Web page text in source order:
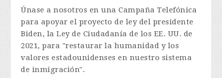
Únase a nosotros en una Campaña Telefónica
para apoyar el proyecto de ley del presidente
Biden, la Ley de Ciudadanía de los EE. UU. de
2021, para "restaurar la humanidad y los
valores estadounidenses en nuestro sistema
de inmigración".